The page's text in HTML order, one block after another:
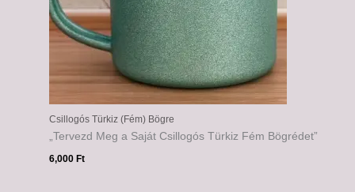
Csillogós Türkiz (Fém) Bögre
„Tervezd Meg a Saját Csillogós Türkiz Fém Bögrédet”
6,000 Ft